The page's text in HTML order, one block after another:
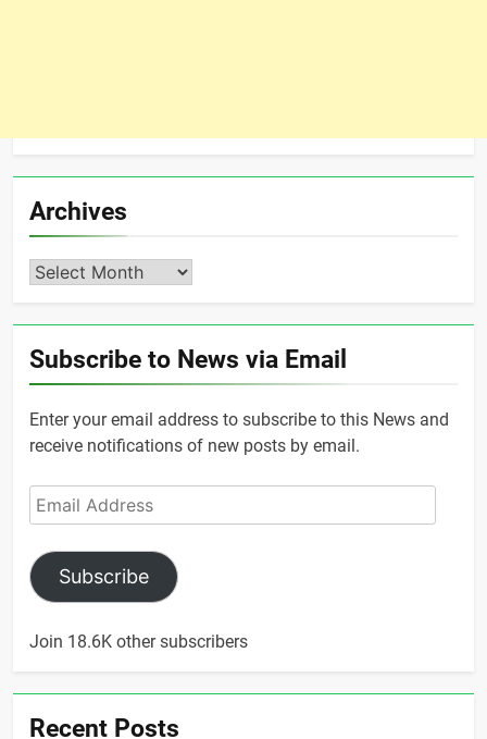
Archives
Archives
Subscribe to News via Email
Enter your email address to subscribe to this News and
receive notifications of new posts by email.
Email
Address
Subscribe
Join 18.6K other subscribers
Recent Posts